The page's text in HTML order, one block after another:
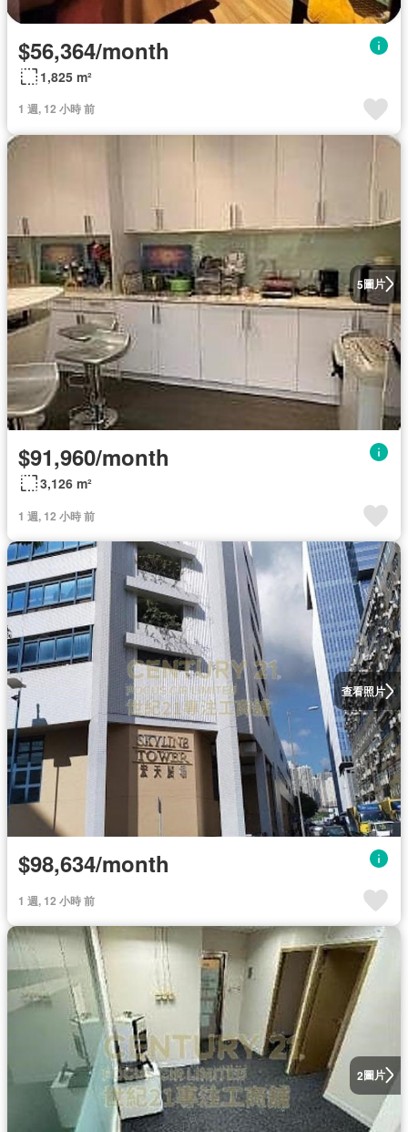
$56,364/month
1,825 m²
1 週, 12 小時 前
5圖片
$91,960/month
3,126 m²
1 週, 12 小時 前
查看照片
$98,634/month
1 週, 12 小時 前
2圖片